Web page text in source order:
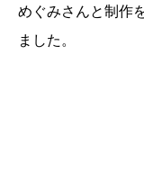
めぐみさんと制作
ました。